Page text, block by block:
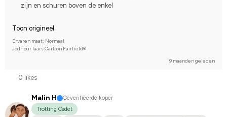
zijn en schuren boven de enkel
Toon origineel
Ervaren maat: Normaal
Jodhpur laars Carlton Fairfield®
9 maanden geleden
0 likes
Malin H
Geverifieerde koper
Trotting Cadet